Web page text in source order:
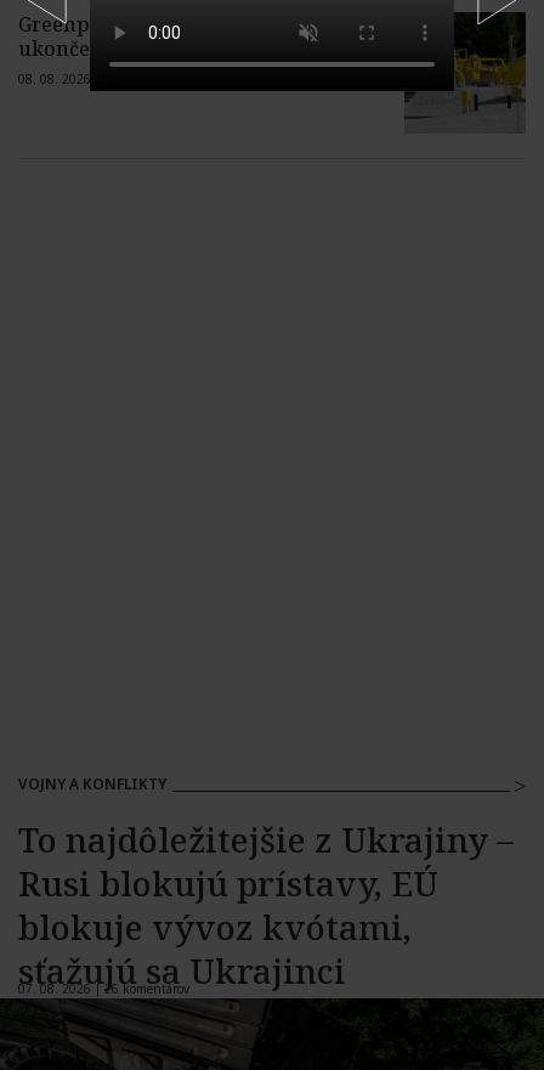
Greenpeace sa chce zapojiť do sporu o
ukončenie dovozu ruského plynu
08. 08. 2026 |
VOJNY A KONFLIKTY
To najdôležitejšie z Ukrajiny –
Rusi blokujú prístavy, EÚ
blokuje vývoz kvótami,
sťažujú sa Ukrajinci
07. 08. 2026 |26 komentárov